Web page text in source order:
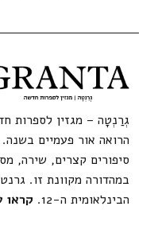
גְרַנְטָה – מגזין לספרות
הרואה אור פעמיים
סיפורים קצרים, שירה,
במהדורה מקוונת זו.
הבינלאומית ה-12.
קראו